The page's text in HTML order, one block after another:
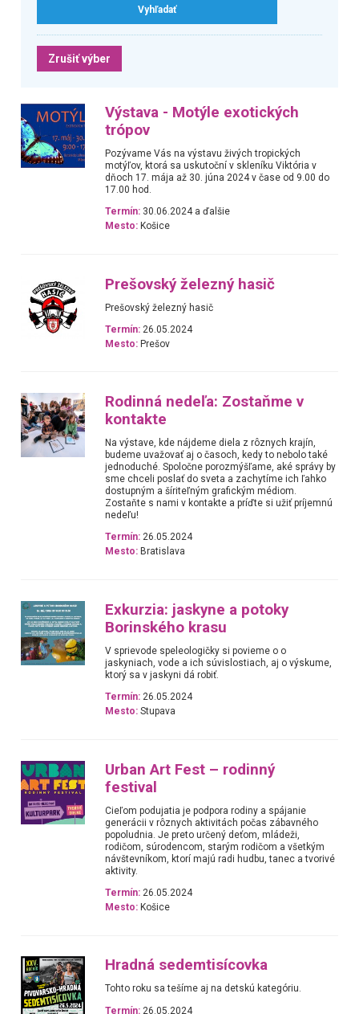
Zrušiť výber
Výstava - Motýle exotických
trópov
Pozývame Vás na výstavu živých tropických
motýľov, ktorá sa uskutoční v skleníku Viktória v
dňoch 17. mája až 30. júna 2024 v čase od 9.00 do
17.00 hod.
Termín: 30.06.2024 a ďalšie
Mesto: Košice
Prešovský železný hasič
Prešovský železný hasič
Termín: 26.05.2024
Mesto: Prešov
Rodinná nedeľa: Zostaňme v
kontakte
Na výstave, kde nájdeme diela z rôznych krajín,
budeme uvažovať aj o časoch, kedy to nebolo také
jednoduché. Spoločne porozmýšľame, aké správy by
sme chceli poslať do sveta a zachytíme ich ľahko
dostupným a šíriteľným grafickým médiom.
Zostaňte s nami v kontakte a príďte si užiť príjemnú
nedeľu!
Termín: 26.05.2024
Mesto: Bratislava
Exkurzia: jaskyne a potoky
Borinského krasu
V sprievode speleologičky si povieme o o
jaskyniach, vode a ich súvislostiach, aj o výskume,
ktorý sa v jaskyni dá robiť.
Termín: 26.05.2024
Mesto: Stupava
Urban Art Fest – rodinný
festival
Cieľom podujatia je podpora rodiny a spájanie
generácii v rôznych aktivitách počas zábavného
popoludnia. Je preto určený deťom, mládeži,
rodičom, súrodencom, starým rodičom a všetkým
návštevníkom, ktorí majú radi hudbu, tanec a tvorivé
aktivity.
Termín: 26.05.2024
Mesto: Košice
Hradná sedemtisícovka
Tohto roku sa tešíme aj na detskú kategóriu.
Termín: 26.05.2024